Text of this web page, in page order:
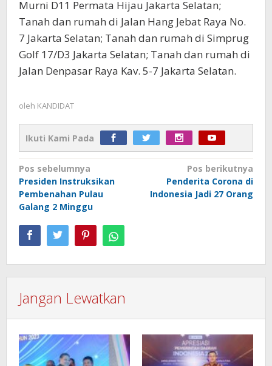
Murni D11 Permata Hijau Jakarta Selatan;
Tanah dan rumah di Jalan Hang Jebat Raya No.
7 Jakarta Selatan; Tanah dan rumah di Simprug
Golf 17/D3 Jakarta Selatan; Tanah dan rumah di
Jalan Denpasar Raya Kav. 5-7 Jakarta Selatan.
oleh KANDIDAT
Ikuti Kami Pada
Navigasi
pos
Pos sebelumnya
Presiden Instruksikan
Pembenahan Pulau
Galang 2 Minggu
Pos berikutnya
Penderita Corona di
Indonesia Jadi 27 Orang
Jangan Lewatkan